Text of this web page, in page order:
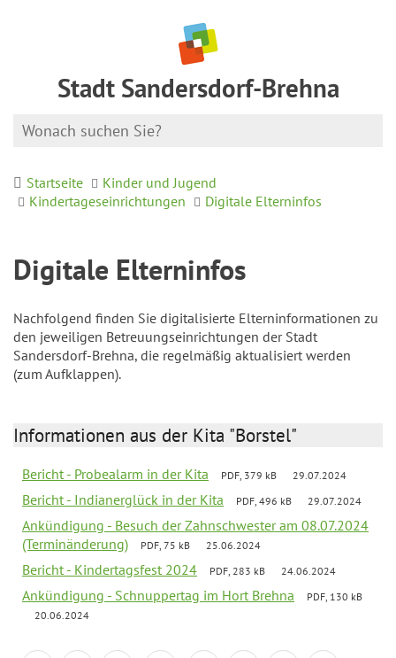
Stadt Sandersdorf-Brehna
Startseite
Kinder und Jugend
Kindertageseinrichtungen
Digitale Elterninfos
Digitale Elterninfos
Nachfolgend finden Sie digitalisierte Elterninformationen zu
den jeweiligen Betreuungseinrichtungen der Stadt
Sandersdorf-Brehna, die regelmäßig aktualisiert werden
(zum Aufklappen).
Informationen aus der Kita "Borstel"
Bericht - Probealarm in der Kita PDF, 379 kB 29.07.2024
Bericht - Indianerglück in der Kita PDF, 496 kB 29.07.2024
Ankündigung - Besuch der Zahnschwester am 08.07.2024
(Terminänderung)
PDF, 75 kB 25.06.2024
Bericht - Kindertagsfest 2024 PDF, 283 kB 24.06.2024
Ankündigung - Schnuppertag im Hort Brehna
PDF, 130 kB
20.06.2024